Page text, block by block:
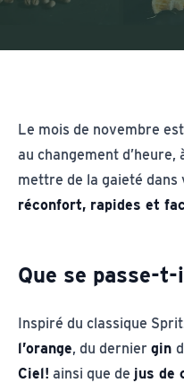
Le mois de novembre
au changement d’heure,
mettre de la gaieté
réconfort, rapides et
Que se passe-
Inspiré du classique
l’orange, du dernier gin
Ciel! ainsi que de jus de